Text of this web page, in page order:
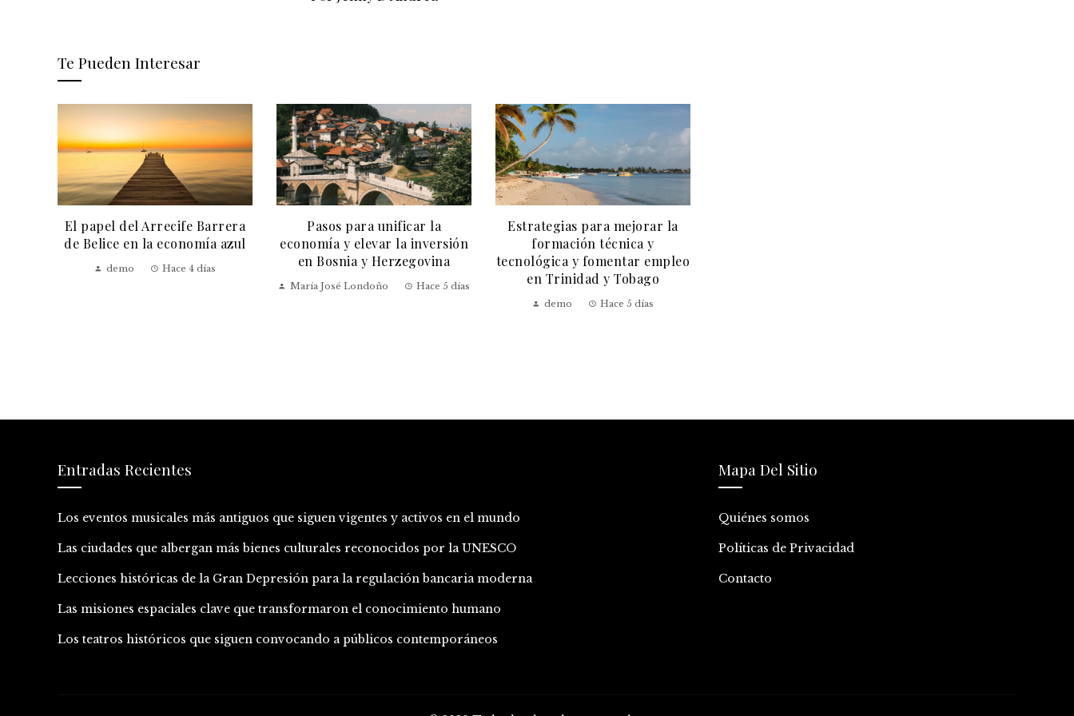
Te Pueden Interesar
El papel del Arrecife Barrera
de Belice en la economía azul
demo Hace 4 días
Pasos para unificar la
economía y elevar la inversión
en Bosnia y Herzegovina
María José Londoño Hace 5 días
Estrategias para mejorar la
formación técnica y
tecnológica y fomentar empleo
en Trinidad y Tobago
demo Hace 5 días
Entradas Recientes
Los eventos musicales más antiguos que siguen vigentes y activos en el mundo
Las ciudades que albergan más bienes culturales reconocidos por la UNESCO
Lecciones históricas de la Gran Depresión para la regulación bancaria moderna
Las misiones espaciales clave que transformaron el conocimiento humano
Los teatros históricos que siguen convocando a públicos contemporáneos
Mapa Del Sitio
Quiénes somos
Políticas de Privacidad
Contacto